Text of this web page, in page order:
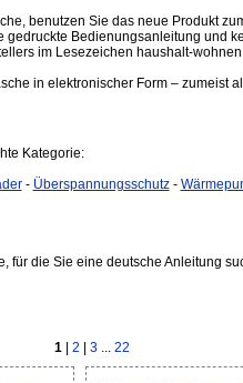
benutzen Sie das neue Produkt
Bedienungsanleitung und
im Lesezeichen haushalt-
in elektronischer Form – zumeist
Kategorie:
- Überspannungsschutz-
für die Sie eine deutsche Anleitung
1
2 3... 22